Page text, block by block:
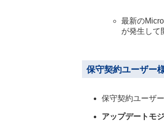
最新の
が発生して
保守契約ユーザー
保守契約ユーザ
アップデートモ